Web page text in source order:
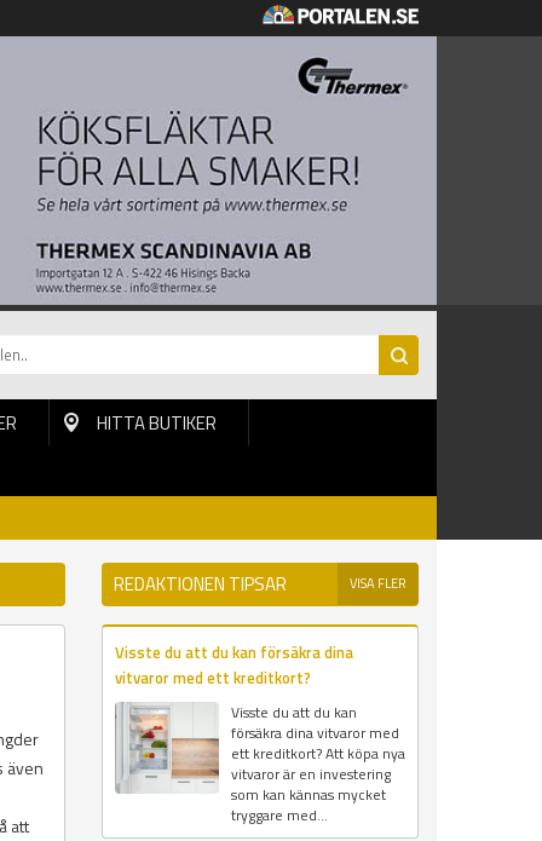
HITTA BUTIKER
även
att
REDAKTIONEN TIPSAR VISA FLER
Visste du att du kan försäkra dina
vitvaror med ett kreditkort?
Visste du att du kan
försäkra dina vitvaror med
ett kreditkort? Att köpa nya
vitvaror är en investering
som kan kännas mycket
tryggare med...